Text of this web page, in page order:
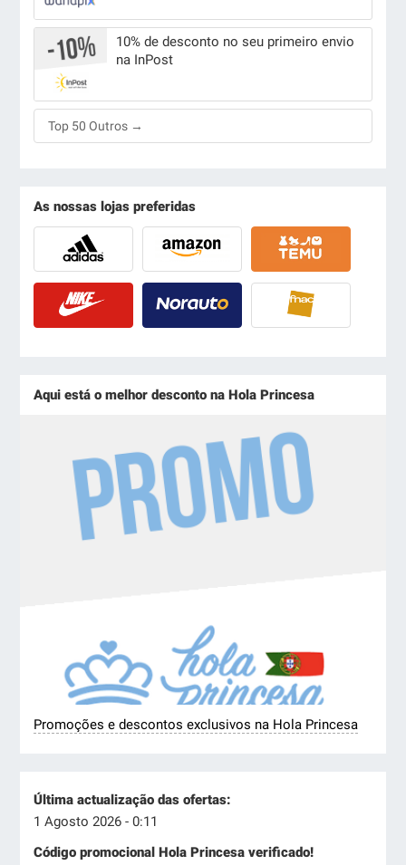
10% de desconto no seu primeiro envio
na InPost
Top 50 Outros →
As nossas lojas preferidas
Aqui está o melhor desconto na Hola Princesa
Promoções e descontos exclusivos na Hola Princesa
Última actualização das ofertas:
1 Agosto 2026 - 0:11
Código promocional Hola Princesa verificado!